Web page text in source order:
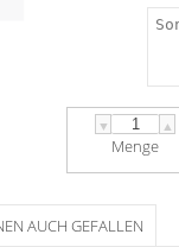
▼ ▲
Menge
AUCH GEFALLEN